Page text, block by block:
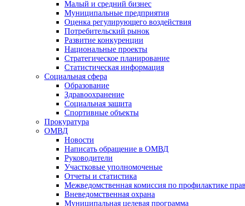
Малый и средний бизнес
Муниципальные предприятия
Оценка регулирующего воздействия
Потребительский рынок
Развитие конкуренции
Национальные проекты
Стратегическое планирование
Статистическая информация
Социальная сфера
Образование
Здравоохранение
Социальная защита
Спортивные объекты
Прокуратура
ОМВД
Новости
Написать обращение в ОМВД
Руководители
Участковые уполномоченые
Отчеты и статистика
Межведомственная комиссия по профилактике
Вневедомственная охрана
Муниципальная целевая программа